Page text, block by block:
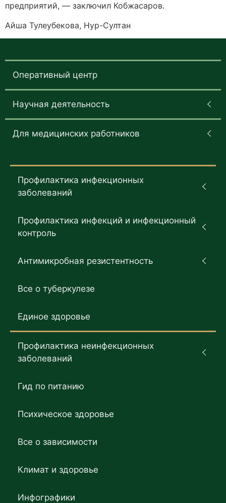
предприятий, — заключил Кобжасаров.
Айша Тулеубекова, Нур-Султан
Оперативный центр
Научная деятельность
Для медицинских работников
Профилактика инфекционных
заболеваний
Профилактика инфекций и инфекционный
контроль
Антимикробная резистентность
Все о туберкулезе
Единое здоровье
Профилактика неинфекционных
заболеваний
Гид по питанию
Психическое здоровье
Все о зависимости
Климат и здоровье
Инфографики